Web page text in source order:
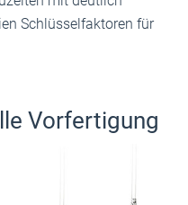
Schlüsselfaktoren für
Vorfertigung